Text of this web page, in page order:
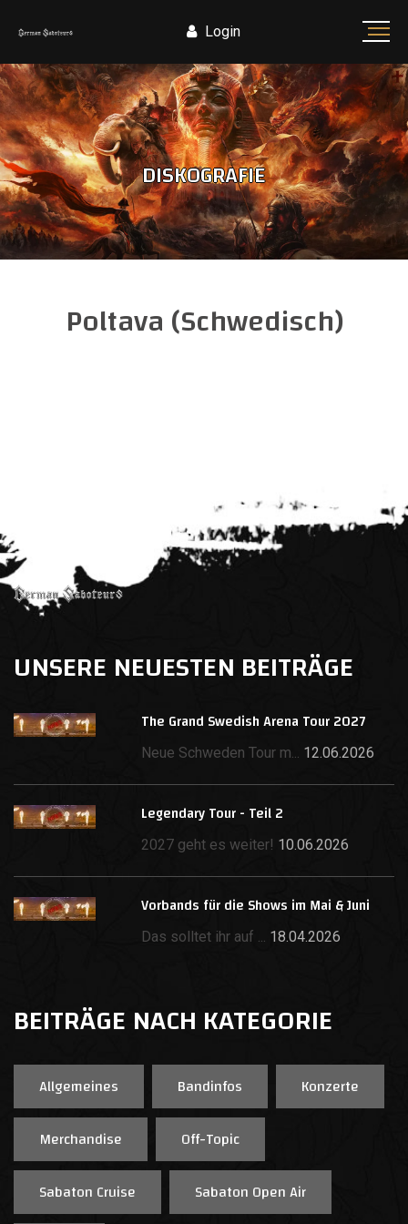
Login
DISKOGRAFIE
Poltava (Schwedisch)
UNSERE NEUESTEN BEITRÄGE
The Grand Swedish Arena Tour 2027
Neue Schweden Tour m... 12.06.2026
Legendary Tour - Teil 2
2027 geht es weiter! 10.06.2026
Vorbands für die Shows im Mai & Juni
Das solltet ihr auf ... 18.04.2026
BEITRÄGE NACH KATEGORIE
Allgemeines Bandinfos
Konzerte
Merchandise
Off-Topic
Sabaton Cruise
Sabaton Open Air